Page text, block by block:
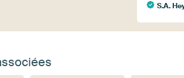
S.A.